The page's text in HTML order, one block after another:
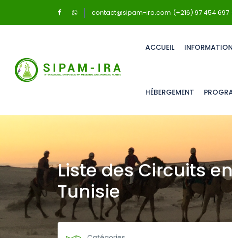
contact@sipam-ira.com (+216) 97 454 697
ACCUEIL
HÉBERGEMENT
Liste des Circuits
Tunisie